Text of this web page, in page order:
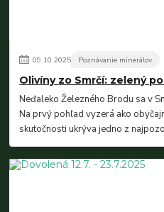
09.10.2025 Poznávanie minerálov
Olivíny zo Smrčí: zelený
Neďaleko Železného Brodu sa v
Na prvý pohľad vyzerá ako
skutočnosti ukrýva jedno z